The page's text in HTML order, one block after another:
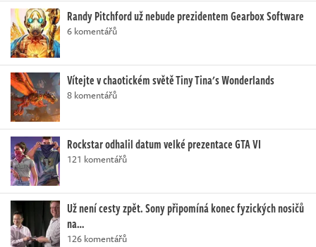
Randy Pitchford už nebude prezidentem Gearbox Software
6 komentářů
Vítejte v chaotickém světě Tiny Tina's Wonderlands
8 komentářů
Rockstar odhalil datum velké prezentace GTA VI
121 komentářů
Už není cesty zpět. Sony připomíná konec fyzických nosičů
na…
126 komentářů